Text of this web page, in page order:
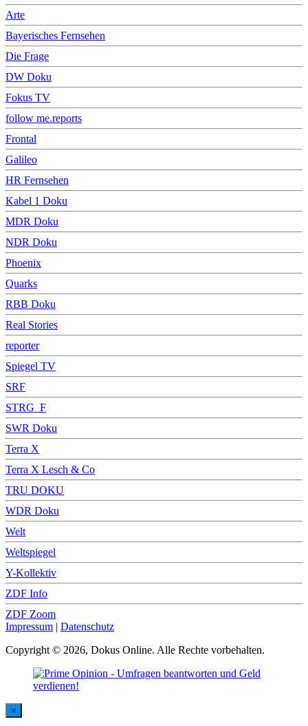
Arte
Bayerisches Fernsehen
Die Frage
DW Doku
Fokus TV
follow me.reports
Frontal
Galileo
HR Fernsehen
Kabel 1 Doku
MDR Doku
NDR Doku
Phoenix
Quarks
RBB Doku
Real Stories
reporter
Spiegel TV
SRF
STRG_F
SWR Doku
Terra X
Terra X Lesch & Co
TRU DOKU
WDR Doku
Welt
Weltspiegel
Y-Kollektiv
ZDF Info
ZDF Zoom
Impressum | Datenschutz
Copyright © 2026, Dokus Online. Alle Rechte vorbehalten.
×